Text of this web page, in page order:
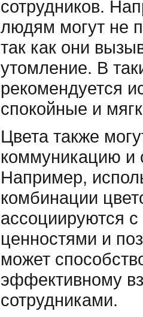
сотрудников.
людям могут не
так как они
утомление. В
рекомендуется
спокойные и
Цвета также
коммуникацию и
Например,
комбинации
ассоциируются
ценностями и
может
эффективному
сотрудниками.